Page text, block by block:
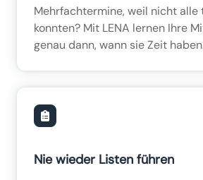
Mehrfachtermine, weil nicht alle
konnten? Mit LENA lernen Ihre
genau dann, wann sie Zeit
Nie wieder Listen führen